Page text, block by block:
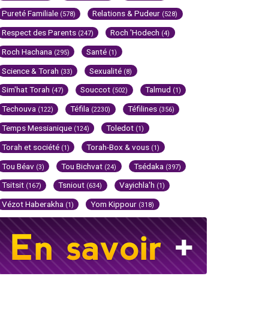
Pureté Familiale (578) Relations & Pudeur (528)
Respect des Parents (247) Roch 'Hodech (4)
Roch Hachana (295) Santé (1)
Science & Torah (33) Sexualité (8)
Sim'hat Torah (47) Souccot (502) Talmud (1)
Techouva (122) Téfila (2230) Téfilines (356)
Temps Messianique (124) Toledot (1)
Torah et société (1) Torah-Box & vous (1)
Tou Béav (3) Tou Bichvat (24) Tsédaka (397)
Tsitsit (167) Tsniout (634) Vayichla'h (1)
Vézot Haberakha (1) Yom Kippour (318)